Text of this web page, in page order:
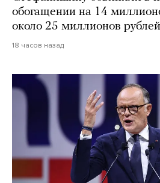
обогащении на 14
около 25 миллионов
18 часов назад